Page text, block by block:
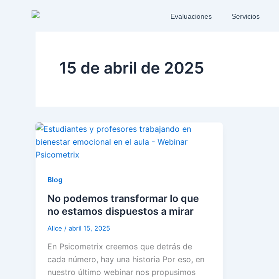
Evaluaciones Servicios
15 de abril de 2025
Blog
No podemos transformar lo que
no estamos dispuestos a mirar
Alice / abril 15, 2025
En Psicometrix creemos que detrás de
cada número, hay una historia Por eso, en
nuestro último webinar nos propusimos